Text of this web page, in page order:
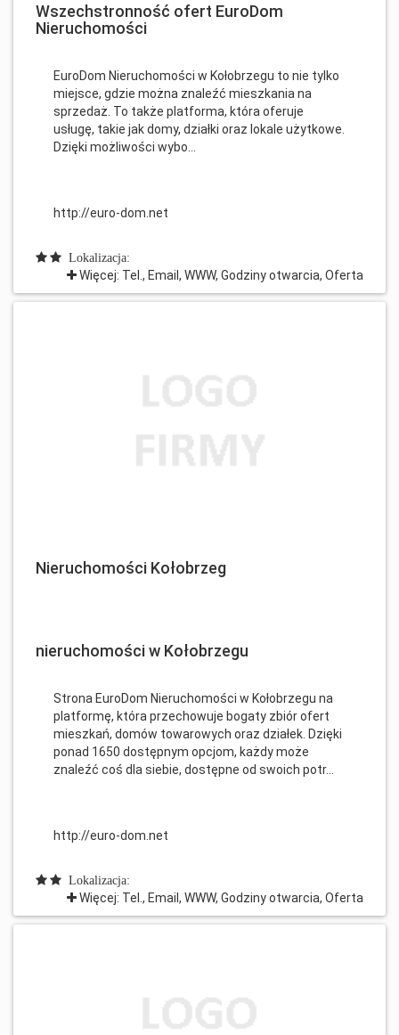
Wszechstronność ofert EuroDom
Nieruchomości
EuroDom Nieruchomości w Kołobrzegu to nie tylko
miejsce, gdzie można znaleźć mieszkania na
sprzedaż. To także platforma, która oferuje
usługę, takie jak domy, działki oraz lokale użytkowe.
Dzięki możliwości wybo...
http://euro-dom.net
Lokalizacja:
Więcej: Tel., Email, WWW, Godziny otwarcia, Oferta
Nieruchomości Kołobrzeg
nieruchomości w Kołobrzegu
Strona EuroDom Nieruchomości w Kołobrzegu na
platformę, która przechowuje bogaty zbiór ofert
mieszkań, domów towarowych oraz działek. Dzięki
ponad 1650 dostępnym opcjom, każdy może
znaleźć coś dla siebie, dostępne od swoich potr...
http://euro-dom.net
Lokalizacja:
Więcej: Tel., Email, WWW, Godziny otwarcia, Oferta